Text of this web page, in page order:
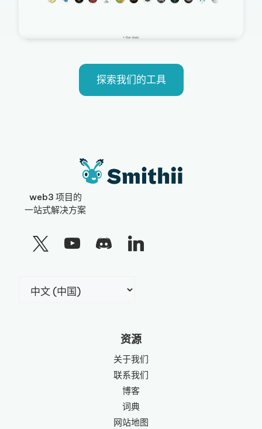
探索我们的工具
web3 项目的
一站式解决方案
资源
关于我们
联系我们
博客
词典
网站地图